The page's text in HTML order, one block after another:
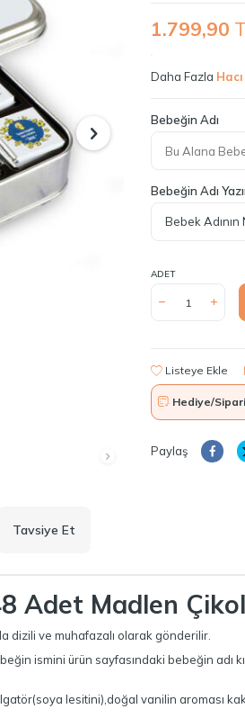
1.799,90
Daha Fazla
Bebeğin Adı
Bebeğin Adı
ADET
Listeye Ekle
Hediye/
Paylaş
Tavsiye Et
Adet Madlen
dizili ve muhafazalı olarak gönderilir.
ismini ürün sayfasındaki bebeğin
lesitini),doğal vanilin aroması